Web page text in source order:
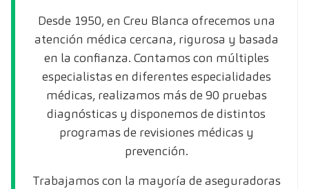
Desde 1950, en Creu Blanca ofrecemos una
atención médica cercana, rigurosa y basada
en la confianza. Contamos con múltiples
especialistas en diferentes especialidades
médicas, realizamos más de 90 pruebas
diagnósticas y disponemos de distintos
programas de revisiones médicas y
prevención.
Trabajamos con la mayoría de aseguradoras